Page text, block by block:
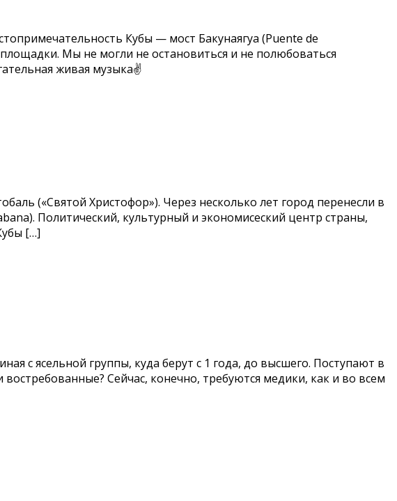
Кубы — мост Бакунаягуа (Puente de
Мы не могли не остановиться и не полюбоваться
живая музыка✌
(«Святой Христофор»). Через несколько лет город перенесли в
Политический, культурный и экономисеский центр страны,
[…]
с ясельной группы, куда берут с 1 года, до высшего. Поступают в
Сейчас, конечно, требуются медики, как и во всем